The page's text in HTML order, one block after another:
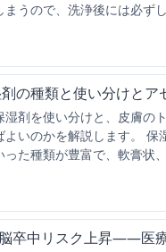
うので、洗浄後には必ず
の種類と使い分けとア
剤を使い分けと、皮膚の
いのかを解説します。
た種類が豊富で、軟膏状
卒中リスク上昇――医